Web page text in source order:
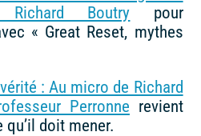
Boutry pour
« Great Reset, mythes
: Au micro de Richard
Perronne revient
doit mener.